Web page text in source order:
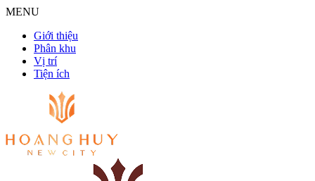
MENU
Giới thiệu
Phân khu
Vị trí
Tiện ích